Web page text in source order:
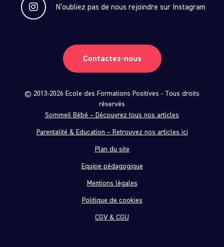
N’oubliez pas de nous rejoindre sur Instagram
Contactez-nous
© 2013-2026 Ecole des Formations Positives - Tous droits
réservés
Sommeil Bébé – Découvrez tous nos articles
Parentalité & Education – Retrouvez nos articles ici
Plan du site
Equipe pédagogique
Mentions légales
Politique de cookies
CGV & CGU